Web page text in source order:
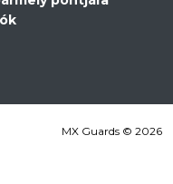
MX Guards © 2026